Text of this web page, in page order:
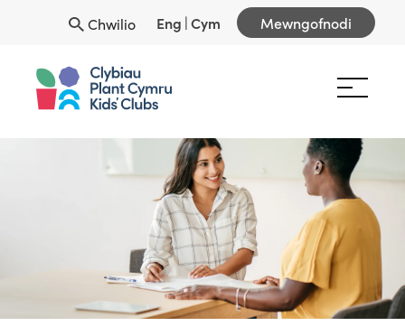
Chwilio Eng |Cym Mewngofnodi